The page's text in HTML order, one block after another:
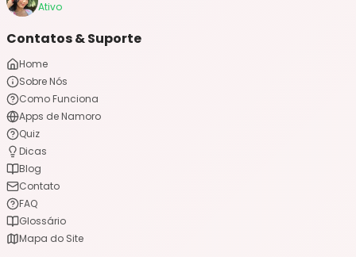
Ativo
Contatos & Suporte
Home
Sobre Nós
Como Funciona
Apps de Namoro
Quiz
Dicas
Blog
Contato
FAQ
Glossário
Mapa do Site